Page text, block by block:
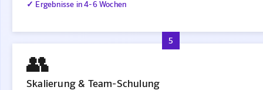
✓ Ergebnisse in 4-6 Wochen
5
👥
Skalierung & Team-Schulung